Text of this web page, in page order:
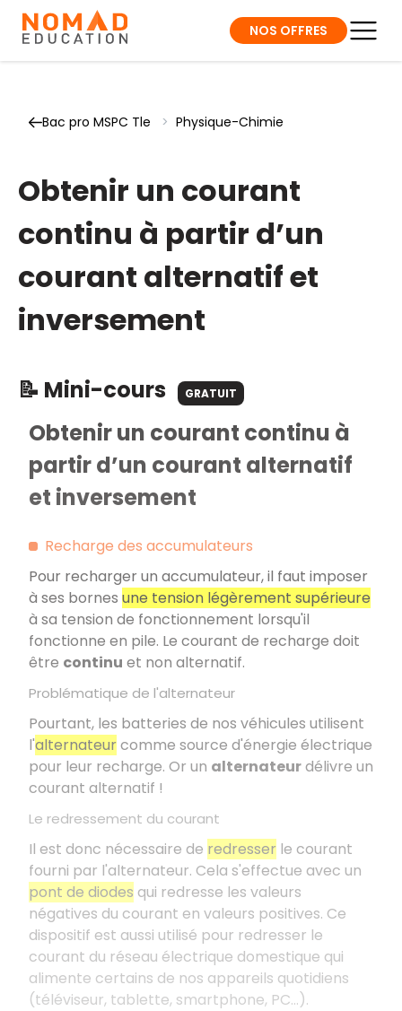
NOS OFFRES
Bac pro MSPC Tle > Physique-Chimie
Obtenir un courant
continu à partir d’un
courant alternatif et
inversement
📝 Mini-cours GRATUIT
Obtenir un courant continu à
partir d’un courant alternatif
et inversement
Recharge des accumulateurs
Pour recharger un accumulateur, il faut imposer
à ses bornes une tension légèrement supérieure
à sa tension de fonctionnement lorsqu'il
fonctionne en pile. Le courant de recharge doit
être continu et non alternatif.
Problématique de l'alternateur
Pourtant, les batteries de nos véhicules utilisent
l'alternateur comme source d'énergie électrique
pour leur recharge. Or un alternateurdélivre un
courant alternatif !
Le redressement du courant
Il est donc nécessaire de redresser le courant
fourni par l'alternateur. Cela s'effectue avec un
pont de diodes qui redresse les valeurs
négatives du courant en valeurs positives. Ce
dispositif est aussi utilisé pour redresser le
courant du réseau électrique domestique qui
alimente certains de nos appareils quotidiens
(téléviseur, tablette, smartphone, PC…).